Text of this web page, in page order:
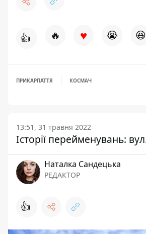
👍 🔥 ♥ 😭 😆
ПРИКАРПАТТЯ КОСМАЧ
13:51, 31 травня 2022
Історії перейменувань:
Наталка Сандецька
РЕДАКТОР
👍